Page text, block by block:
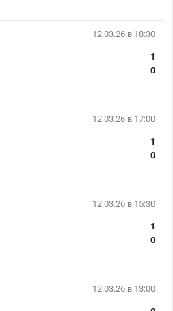
12.03.26 в 18:30
1
0
12.03.26 в 17:00
1
0
12.03.26 в 15:30
1
0
12.03.26 в 13:00